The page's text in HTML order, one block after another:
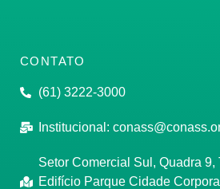
CONTATO
(61) 3222-3000
Institucional:
Setor Comercial Sul, Quadra 9,
Edifício Parque Cidade